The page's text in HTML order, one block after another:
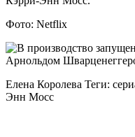
Фото: Netflix
Елена Королева Теги:
Энн Мосс